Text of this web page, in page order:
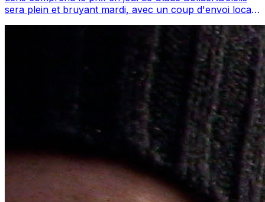
sera plein et bruyant mardi, avec un coup d'envoi local